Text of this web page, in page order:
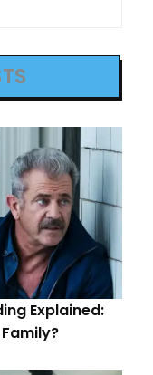
Explained: